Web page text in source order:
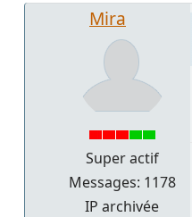
Mira
Super actif
Messages: 1178
IP archivée